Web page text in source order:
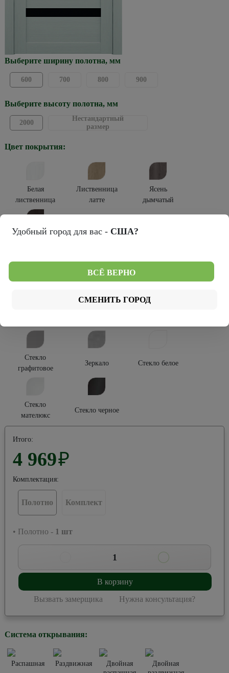
Выберите ширину полотна, мм
600 700 800 900
Выберите высоту полотна, мм
2000
Нестандартный
размер
Цвет покрытия:
Белая
лиственница
Лиственница
латте
Ясень
дымчатый
Лиственница
Тип покрытия:
Стекло
графитовое
Зеркало Стекло белое
Стекло
мателюкс
Стекло черное
Итого:
4 969₽
Комплектация:
Полотно Комплект
• Полотно - 1 шт
1
В корзину
Вызвать замерщика Нужна консультация?
Система открывания:
Распашная Раздвижная
Двойная
Двойная
Удобный город для вас - США?
ВСЁ ВЕРНО
СМЕНИТЬ ГОРОД